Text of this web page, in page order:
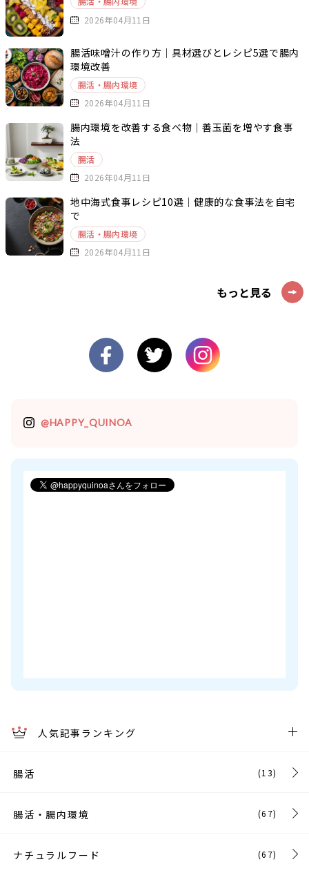
2026年04月11日
腸活味噌汁の作り方｜具材選びとレシピ5選で腸内
環境改善
腸活・腸内環境
2026年04月11日
腸内環境を改善する食べ物｜善玉菌を増やす食事
法
腸活
2026年04月11日
地中海式食事レシピ10選｜健康的な食事法を自宅
で
腸活・腸内環境
2026年04月11日
もっと見る
@HAPPY_QUINOA
人気記事ランキング
腸活 (13)
腸活・腸内環境 (67)
ナチュラルフード (67)